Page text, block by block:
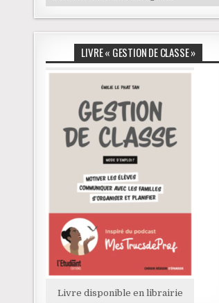
LIVRE « GESTION DE CLASSE »
Livre disponible en librairie